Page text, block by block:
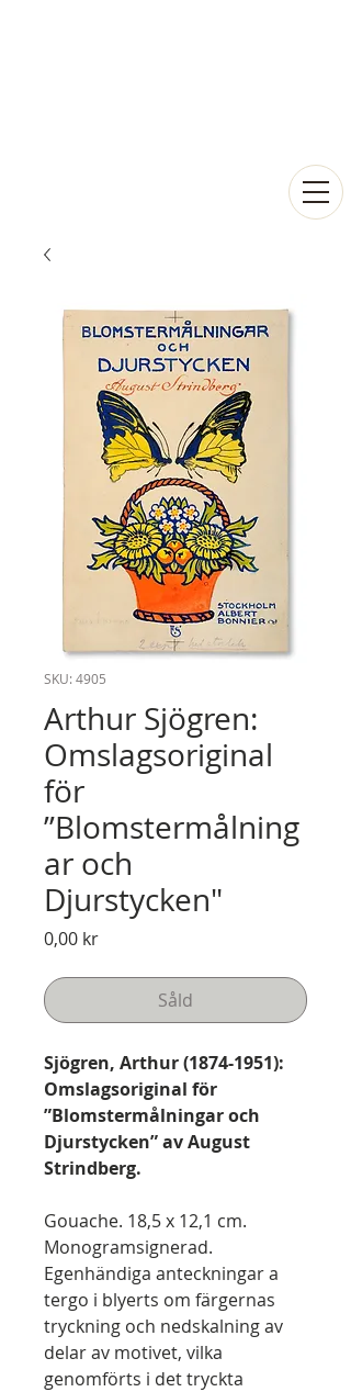
SKU: 4905
Arthur Sjögren:
Omslagsoriginal
för
”Blomstermålning
ar och
Djurstycken"
0,00 krPris
Såld
Sjögren, Arthur (1874-1951):
Omslagsoriginal för
”Blomstermålningar och
Djurstycken” av August
Strindberg.
Gouache. 18,5 x 12,1 cm.
Monogramsignerad.
Egenhändiga anteckningar a
tergo i blyerts om färgernas
tryckning och nedskalning av
delar av motivet, vilka
genomförts i det tryckta